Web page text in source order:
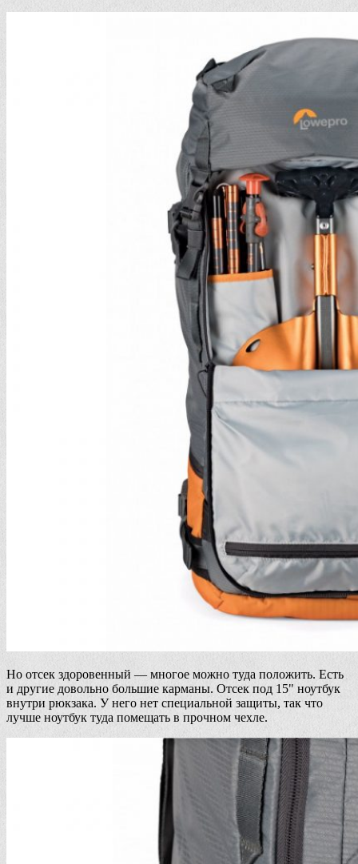
Но отсек здоровенный — многое можно туда положить. Есть
и другие довольно большие карманы. Отсек под 15" ноутбук
внутри рюкзака. У него нет специальной защиты, так что
лучше ноутбук туда помещать в прочном чехле.